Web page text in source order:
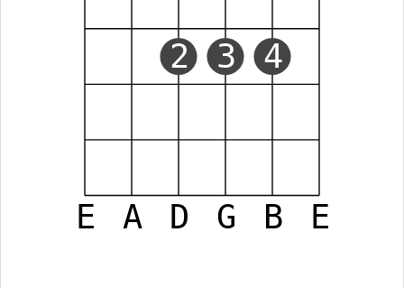
E A D G B E
2 3 4